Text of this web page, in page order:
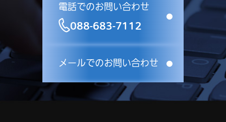
電話でのお問い合わせ
088-683-7112
メールでのお問い合わせ